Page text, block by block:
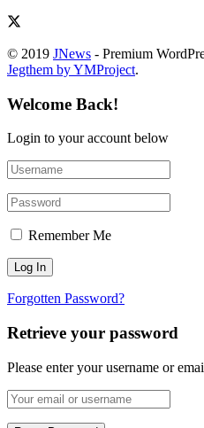
© 2019 JNews - Premium
Jegthem by YMProject.
Welcome Back!
Login to your account below
Remember Me
Forgotten Password?
Retrieve your password
Please enter your username or